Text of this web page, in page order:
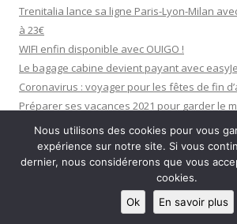
Trenitalia lance sa ligne Paris-Lyon-Milan
à 23€
WIFI enfin disponible avec OUIGO !
Le bagage cabine devient payant avec
Coronavirus : voyager pour les fêtes de fin
Préparer ses vacances 2021 pour garder le
Fièrement propulsé par WordPress
Nous utilisons des cookies pour vous
expérience sur notre site. Si vous
dernier, nous considérerons que vous
cookies.
Ok
En savoir plus